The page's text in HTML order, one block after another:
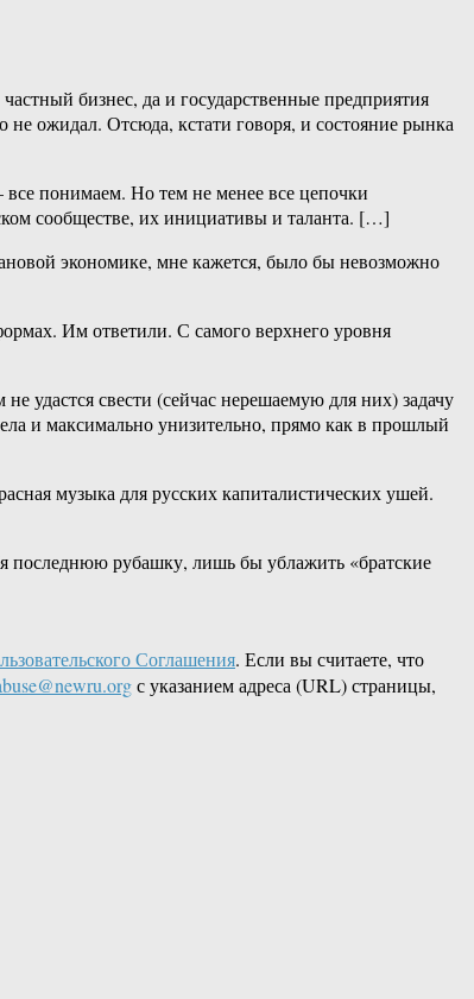
бизнес, да и государственные предприятия
ожидал. Отсюда, кстати говоря, и состояние рынка
понимаем. Но тем не менее все цепочки
сообществе, их инициативы и таланта. […]
экономике, мне кажется, было бы невозможно
Им ответили. С самого верхнего уровня
удастся свести (сейчас нерешаемую для них) задачу
и максимально унизительно, прямо как в прошлый
музыка для русских капиталистических ушей.
последнюю рубашку, лишь бы ублажить «братские
Соглашения. Если вы считаете, что
с указанием адреса (URL) страницы,